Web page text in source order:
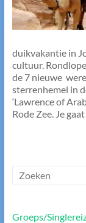
duikvakantie in
cultuur.
de 7 nieuwe
sterrenhemel in
‘Lawrence of
Rode Zee. Je gaat
Groeps/